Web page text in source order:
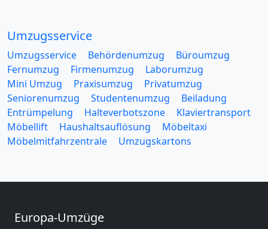
Umzugsservice
Umzugsservice Behördenumzug
Büroumzug
Fernumzug
Firmenumzug
Laborumzug
Mini Umzug
Praxisumzug
Privatumzug
Seniorenumzug
Studentenumzug
Beiladung
Entrümpelung
Halteverbotszone
Klaviertransport
Möbellift
Haushaltsauflösung
Möbeltaxi
Möbelmitfahrzentrale
Umzugskartons
Europa-Umzüge